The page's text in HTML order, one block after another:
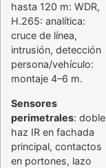
hasta 120 m: WDR,
H.265: analítica:
cruce de línea,
intrusión, detección
persona/vehículo:
montaje 4–6 m.
Sensores
perimetrales: doble
haz IR en fachada
principal, contactos
en portones, lazo